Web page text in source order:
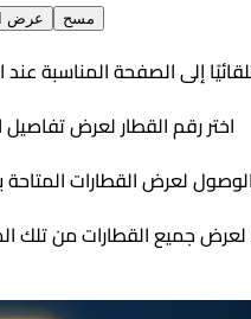
عرض مسح
إلى الصفحة المناسبة عند
اختر رقم القطار لعرض تفاصيل
لعرض القطارات المتاحة
جميع القطارات من تلك